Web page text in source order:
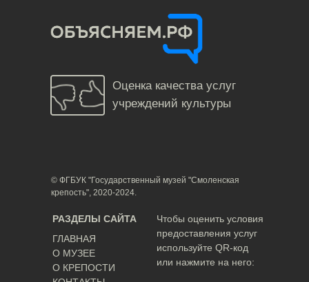
ГЛАВНАЯ
О МУЗЕЕ
О КРЕПОСТИ
РАЗДЕЛЫ САЙТА
© ФГБУК "Государственный музей "Смоленская
крепость", 2020-2024.
Оценка качества услуг
учреждений культуры
Чтобы оценить условия
предоставления услуг
используйте QR-код
или нажмите на него: